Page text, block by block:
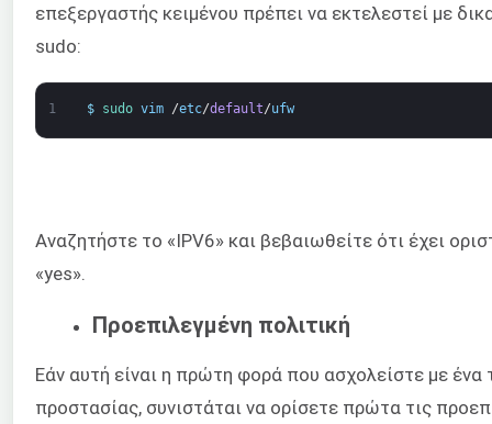
επεξεργαστής κειμένου πρέπει να εκτελεστεί με
sudo:
1 $ sudo vim /etc/default/ufw
Αναζητήστε το «IPV6» και βεβαιωθείτε ότι έχει
«yes».
Προεπιλεγμένη πολιτική
Εάν αυτή είναι η πρώτη φορά που ασχολείστε με ένα
προστασίας, συνιστάται να ορίσετε πρώτα τις